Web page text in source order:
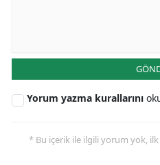
Yorum yazma kurallarını
* Bu içerik ile ilgili yorum yok, ilk